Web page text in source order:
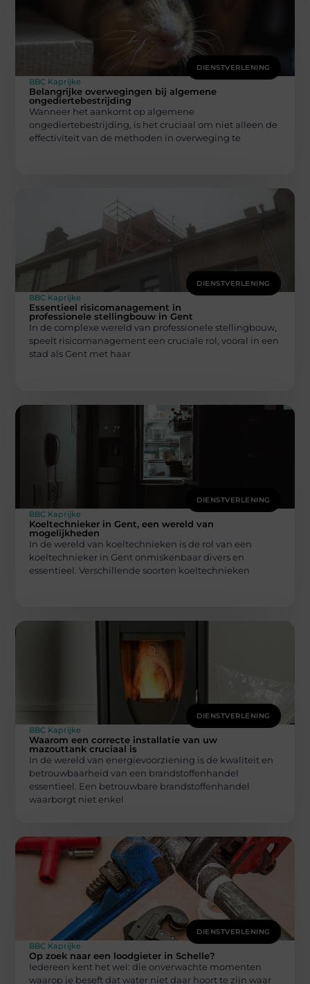
DIENSTVERLENING
BBC Kaprijke
Belangrijke overwegingen bij algemene
ongediertebestrijding
Wanneer het aankomt op algemene
ongediertebestrijding, is het cruciaal om niet alleen de
effectiviteit van de methoden in overweging te
DIENSTVERLENING
BBC Kaprijke
Essentieel risicomanagement in
professionele stellingbouw in Gent
In de complexe wereld van professionele stellingbouw,
speelt risicomanagement een cruciale rol, vooral in een
stad als Gent met haar
DIENSTVERLENING
BBC Kaprijke
Koeltechnieker in Gent, een wereld van
mogelijkheden
In de wereld van koeltechnieken is de rol van een
koeltechnieker in Gent onmiskenbaar divers en
essentieel. Verschillende soorten koeltechnieken
DIENSTVERLENING
BBC Kaprijke
Waarom een correcte installatie van uw
mazouttank cruciaal is
In de wereld van energievoorziening is de kwaliteit en
betrouwbaarheid van een brandstoffenhandel
essentieel. Een betrouwbare brandstoffenhandel
waarborgt niet enkel
DIENSTVERLENING
BBC Kaprijke
Op zoek naar een loodgieter in Schelle?
Iedereen kent het wel: die onverwachte momenten
waarop je beseft dat water niet daar hoort te zijn waar